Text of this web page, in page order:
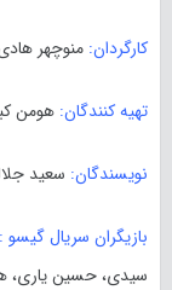
کارگردان: منوچهر
تهیه کنندگان: هومن
نویسندگان: سعید
بازیگران سریال گیسو :
سیدی، حسین یاری،